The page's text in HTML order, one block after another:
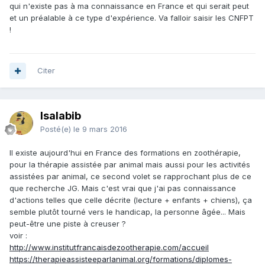
qui n'existe pas à ma connaissance en France et qui serait peut
et un préalable à ce type d'expérience. Va falloir saisir les CNFPT
!
Citer
Isalabib
Posté(e) le 9 mars 2016
Il existe aujourd'hui en France des formations en zoothérapie,
pour la thérapie assistée par animal mais aussi pour les activités
assistées par animal, ce second volet se rapprochant plus de ce
que recherche JG. Mais c'est vrai que j'ai pas connaissance
d'actions telles que celle décrite (lecture + enfants + chiens), ça
semble plutôt tourné vers le handicap, la personne âgée... Mais
peut-être une piste à creuser ?
voir :
http://www.institutfrancaisdezootherapie.com/accueil
https://therapieassisteeparlanimal.org/formations/diplomes-